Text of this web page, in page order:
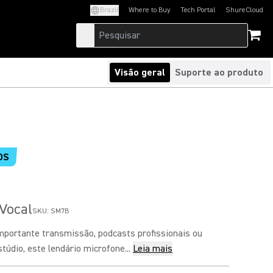
Brazil Where to Buy Tech Portal
(Opens in a new tab)ShureCloud
(Opens in a new
Visão geral Suporte ao produto
SKU: SM7B
transmissão, podcasts profissionais ou
este lendário microfone... Leia mais